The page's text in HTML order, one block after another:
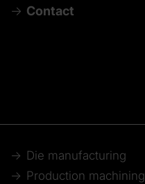
Contact
Die manufacturing
Production machining